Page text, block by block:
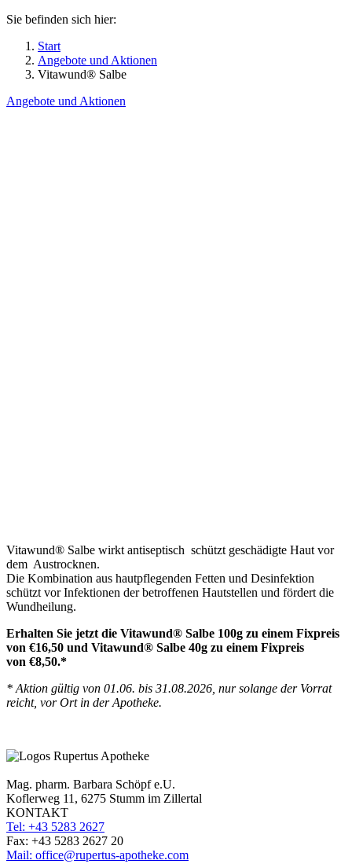
Sie befinden sich hier:
Start
Angebote und Aktionen
Vitawund® Salbe
Angebote und Aktionen
Vitawund® Salbe wirkt antiseptisch schützt geschädigte Haut vor
dem Austrocknen.
Die Kombination aus hautpflegenden Fetten und Desinfektion
schützt vor Infektionen der betroffenen Hautstellen und fördert die
Wundheilung.
Erhalten Sie jetzt die Vitawund® Salbe 100g zu einem Fixpreis
von €16,50 und Vitawund® Salbe 40g zu einem Fixpreis
von €8,50.*
* Aktion gültig von 01.06. bis 31.08.2026, nur solange der Vorrat
reicht, vor Ort in der Apotheke.
Mag. pharm. Barbara Schöpf e.U.
Koflerweg 11, 6275 Stumm im Zillertal
KONTAKT
Tel: +43 5283 2627
Fax: +43 5283 2627 20
Mail: office@rupertus-apotheke.com